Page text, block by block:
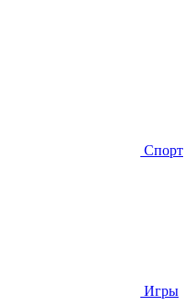
Спорт
Игры